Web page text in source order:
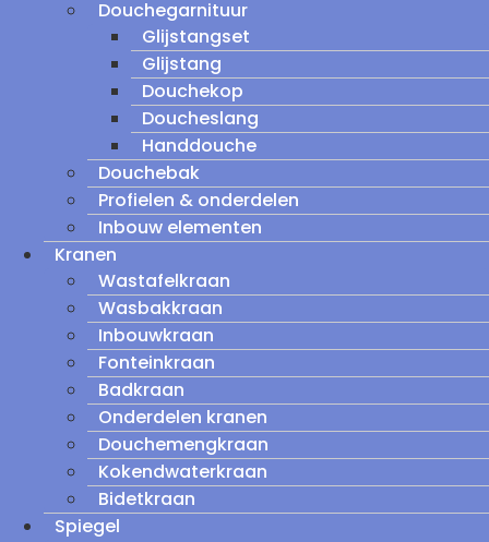
Douchegarnituur
Glijstangset
Glijstang
Douchekop
Doucheslang
Handdouche
Douchebak
Profielen & onderdelen
Inbouw elementen
Kranen
Wastafelkraan
Wasbakkraan
Inbouwkraan
Fonteinkraan
Badkraan
Onderdelen kranen
Douchemengkraan
Kokendwaterkraan
Bidetkraan
Spiegel